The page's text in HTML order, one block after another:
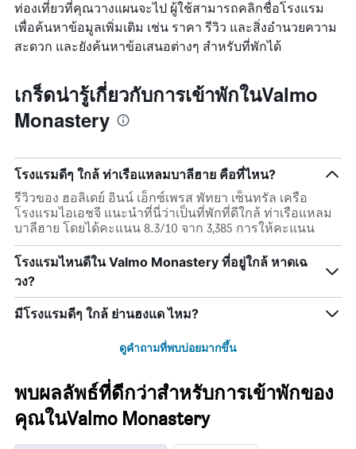
ท่องเที่ยวที่คุณวางแผนจะไป ผู้ใช้สามารถคลิกชื่อโรงแรม
เพื่อค้นหาข้อมูลเพิ่มเติม เช่น ราคา รีวิว และสิ่งอำนวยความ
สะดวก และยังค้นหาข้อเสนอต่างๆ สำหรับที่พักได้
เกร็ดน่ารู้เกี่ยวกับการเข้าพักในValmo
Monastery
โรงแรมดีๆ ใกล้ ท่าเรือแหลมบาลีฮาย คือที่ไหน?
รีวิวของ ฮอลิเดย์ อินน์ เอ็กซ์เพรส พัทยา เซ็นทรัล เครือ
โรงแรมไอเอชจี แนะนำที่นี่ว่าเป็นที่พักที่ดีใกล้ ท่าเรือแหลม
บาลีฮาย โดยได้คะแนน 8.3/10 จาก 3,385 การให้คะแนน
โรงแรมไหนดีใน Valmo Monastery ที่อยู่ใกล้ หาดเฉ
วง?
มีโรงแรมดีๆ ใกล้ ย่านฮงแด ไหม?
ดูคำถามที่พบบ่อยมากขึ้น
พบผลลัพธ์ที่ดีกว่าสำหรับการเข้าพักของ
คุณในValmo Monastery